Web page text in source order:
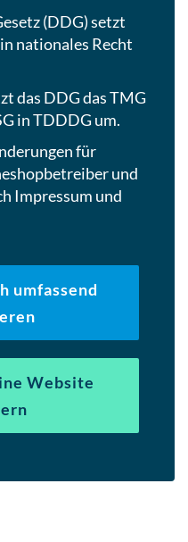
(DDG) setzt
nationales Recht
das DDG das TMG
in TDDDG um.
für
und
Impressum und
umfassend
Website